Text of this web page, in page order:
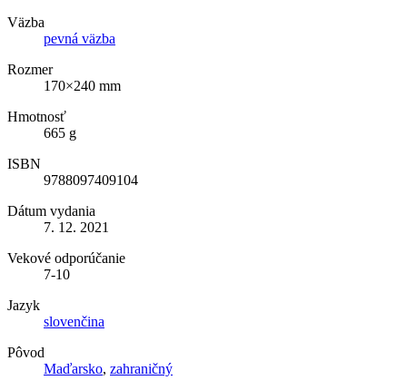
Väzba
pevná väzba
Rozmer
170×240 mm
Hmotnosť
665 g
ISBN
9788097409104
Dátum vydania
7. 12. 2021
Vekové odporúčanie
7-10
Jazyk
slovenčina
Pôvod
Maďarsko, zahraničný